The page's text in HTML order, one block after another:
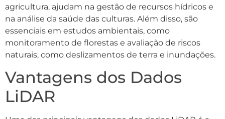
agricultura, ajudam na gestão de recursos hídricos e
na análise da saúde das culturas. Além disso, são
essenciais em estudos ambientais, como
monitoramento de florestas e avaliação de riscos
naturais, como deslizamentos de terra e inundações.
Vantagens dos Dados
LiDAR